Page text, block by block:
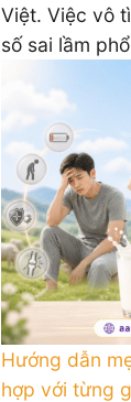
Việt. Việc vô
số sai lầm
Hướng dẫn
hợp với từng